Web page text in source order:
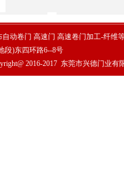
动卷门 高速门 高速卷门加工-纤维
段)东四环路6--8号
2016-2017 东莞市兴德门业有